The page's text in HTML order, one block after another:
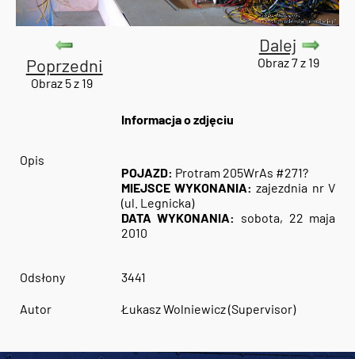
Poprzedni
Obraz 5 z 19
Dalej
Obraz 7 z 19
Informacja o zdjęciu
Opis
POJAZD: Protram 205WrAs #271?
MIEJSCE WYKONANIA: zajezdnia nr V
(ul. Legnicka)
DATA WYKONANIA: sobota, 22 maja
2010
Odsłony 3441
Autor Łukasz Wolniewicz (Supervisor)